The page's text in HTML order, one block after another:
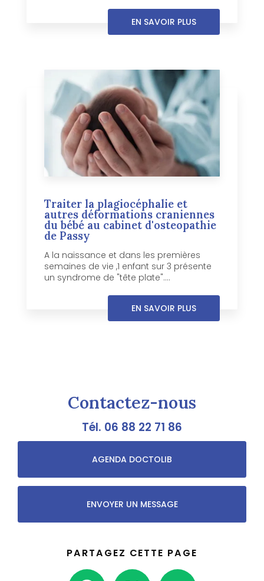
EN SAVOIR PLUS
Traiter la plagiocéphalie et
autres déformations craniennes
du bébé au cabinet d'osteopathie
de Passy
A la naissance et dans les premières
semaines de vie ,1 enfant sur 3 présente
un syndrome de "tête plate"....
EN SAVOIR PLUS
Contactez-nous
Tél. 06 88 22 71 86
AGENDA DOCTOLIB
ENVOYER UN MESSAGE
PARTAGEZ CETTE PAGE
Facebook